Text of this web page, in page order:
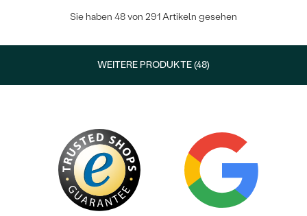
Sie haben 48 von 291 Artikeln gesehen
WEITERE PRODUKTE (48)